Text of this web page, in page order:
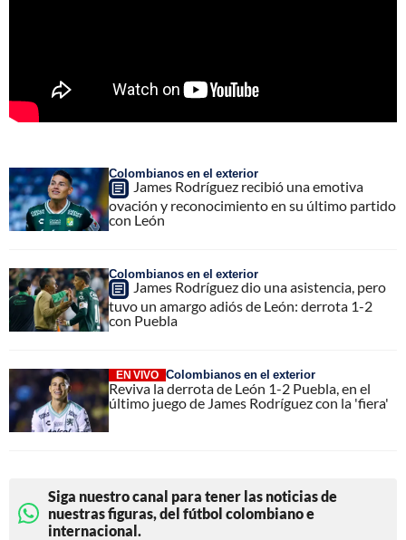
Colombianos en el exterior
James Rodríguez recibió una emotiva
ovación y reconocimiento en su último partido
con León
Colombianos en el exterior
James Rodríguez dio una asistencia, pero
tuvo un amargo adiós de León: derrota 1-2
con Puebla
EN VIVO Colombianos en el exterior
Reviva la derrota de León 1-2 Puebla, en el
último juego de James Rodríguez con la 'fiera'
Siga nuestro canal para tener las noticias de
nuestras figuras, del fútbol colombiano e
internacional.